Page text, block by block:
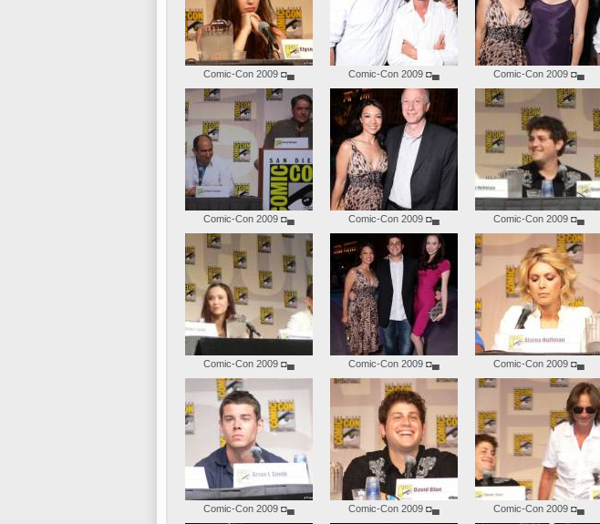
Comic-Con 2009 ◘▄ Comic-Con 2009 ◘▄ Comic-Con 2009 ◘▄
Comic-Con 2009 ◘▄ Comic-Con 2009 ◘▄ Comic-Con 2009 ◘▄
Comic-Con 2009 ◘▄ Comic-Con 2009 ◘▄ Comic-Con 2009 ◘▄
Comic-Con 2009 ◘▄ Comic-Con 2009 ◘▄ Comic-Con 2009 ◘▄